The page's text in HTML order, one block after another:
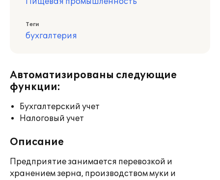
Теги
бухгалтерия
Автоматизированы следующие
функции:
Бухгалтерский учет
Налоговый учет
Описание
Предприятие занимается перевозкой и
хранением зерна, производством муки и